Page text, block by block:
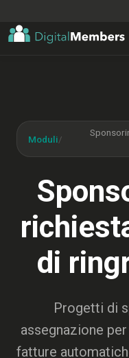
Moduli/
di
Progetti di
assegnazione
fatture